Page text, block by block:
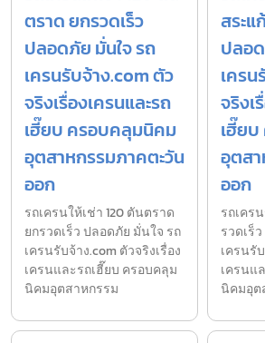
ตราด ยกรวดเร็ว
ปลอดภัย มั่นใจ รถ
เครนรับจ้าง.com ตัว
จริงเรื่องเครนและรถ
เฮี๊ยบ ครอบคลุมนิคม
อุตสาหกรรมภาคตะวัน
ออก
รถเครนให้เช่า 120 ตันตราด
ยกรวดเร็ว ปลอดภัย มั่นใจ รถ
เครนรับจ้าง.com ตัวจริงเรื่อง
เครนและรถเฮี๊ยบ ครอบคลุม
นิคมอุตสาหกรรม
สระแ
ปลอ
เคร
จริงเ
เฮี๊ย
อุตส
ออก
รถเคร
รวดเร็
เครนรั
เครนแ
นิคมอุต